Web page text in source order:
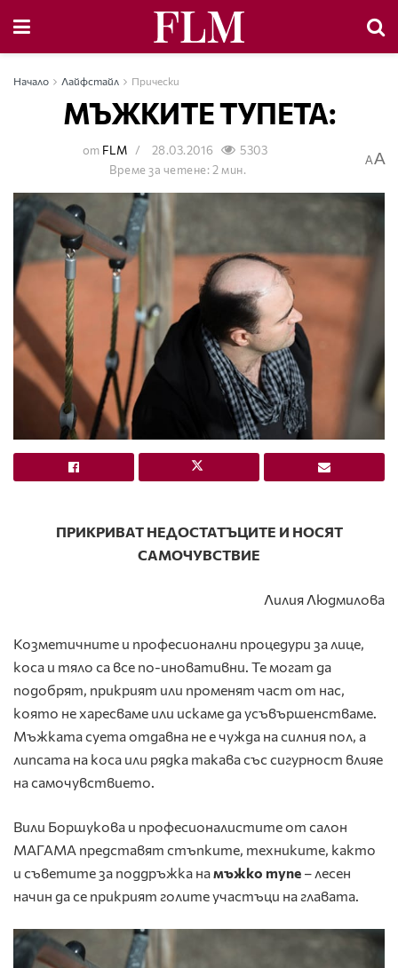
Начало Лайфстайл Прически
МЪЖКИТЕ ТУПЕТА:
от FLM 28.03.2016
5303
Време за четене: 2 мин.
AA
ПРИКРИВАТ НЕДОСТАТЪЦИТЕ И НОСЯТ
САМОЧУВСТВИЕ
Лилия Людмилова
Козметичните и професионални процедури за лице,
коса и тяло са все по-иновативни. Те могат да
подобрят, прикрият или променят част от нас,
която не харесваме или искаме да усъвършенстваме.
Мъжката суета отдавна не е чужда на силния пол, а
липсата на коса или рядка такава със сигурност влияе
на самочувствието.
Вили Боршукова и професионалистите от салон
МАГАМА представят стъпките, техниките, както
и съветите за поддръжка намъжко тупе – лесен
начин да се прикрият голите участъци на главата.